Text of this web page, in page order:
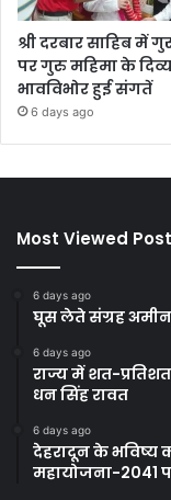
श्री दरबार साहिब में
पर गुरु महिमा के
भावविभोर हुई संगतें
6 days ago
Most Viewed
6 days ago
घूस लेते संग्रह
6 days ago
राज्य में शत-
धन सिंह रावत
6 days ago
देहरादून के भविष्य
महायोजना-2041